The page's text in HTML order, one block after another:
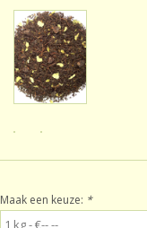
NIEUW! Verpakte thee
BeppeDeli en 8tea1
Contact
Sale!
Laatste kans!
Maak een keuze: *